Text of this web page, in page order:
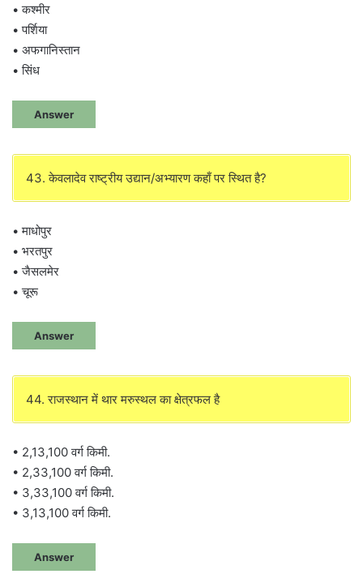
• कश्मीर
• पर्शिया
• अफगानिस्तान
• सिंध
Answer
43. केवलादेव राष्ट्रीय उद्यान/अभ्यारण कहाँ पर स्थित है?
• माधोपुर
• भरतपुर
• जैसलमेर
• चूरू
Answer
44. राजस्थान में थार मरुस्थल का क्षेत्रफल है
• 2,13,100 वर्ग किमी.
• 2,33,100 वर्ग किमी.
• 3,33,100 वर्ग किमी.
• 3,13,100 वर्ग किमी.
Answer